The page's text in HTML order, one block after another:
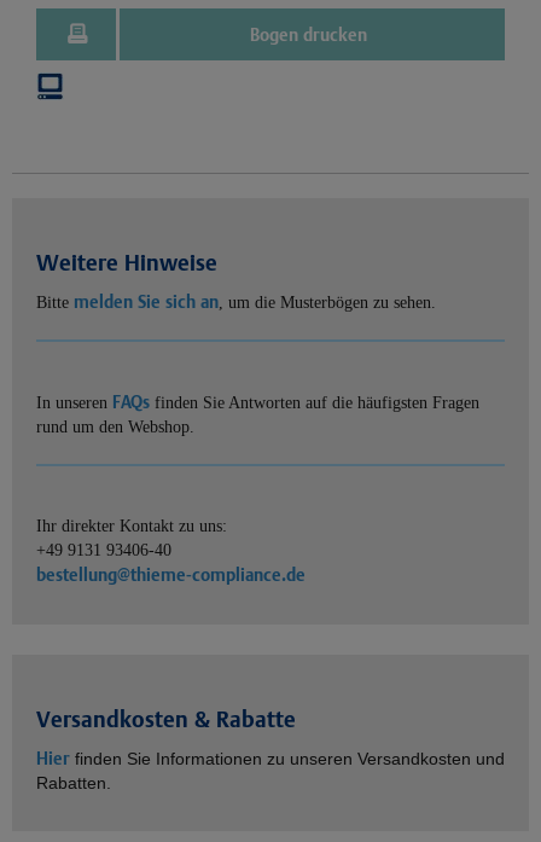
Bogen drucken
Weitere Hinweise
Bitte melden Sie sich an, um die Musterbögen zu sehen.
In unseren FAQs finden Sie Antworten auf die häufigsten Fragen
rund um den Webshop.
Ihr direkter Kontakt zu uns:
+49 9131 93406-40
bestellung@thieme-compliance.de
Versandkosten & Rabatte
Hier finden Sie Informationen zu unseren Versandkosten und
Rabatten.